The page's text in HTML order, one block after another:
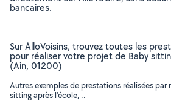
bancaires.
Sur AlloVoisins, trouvez toutes les
pour réaliser votre projet de Baby
(Ain, 01200)
Autres exemples de prestations réalisées
sitting après l'école, ..